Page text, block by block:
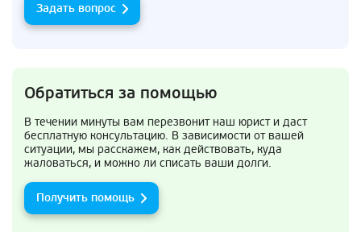
Задать вопрос
Обратиться за помощью
В течении минуты вам перезвонит наш юрист и даст
бесплатную консультацию. В зависимости от вашей
ситуации, мы расскажем, как действовать, куда
жаловаться, и можно ли списать ваши долги.
Получить помощь